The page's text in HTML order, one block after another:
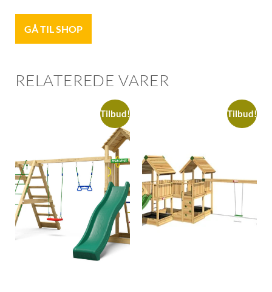
GÅ TIL SHOP
RELATEREDE VARER
Tilbud! Tilbud!